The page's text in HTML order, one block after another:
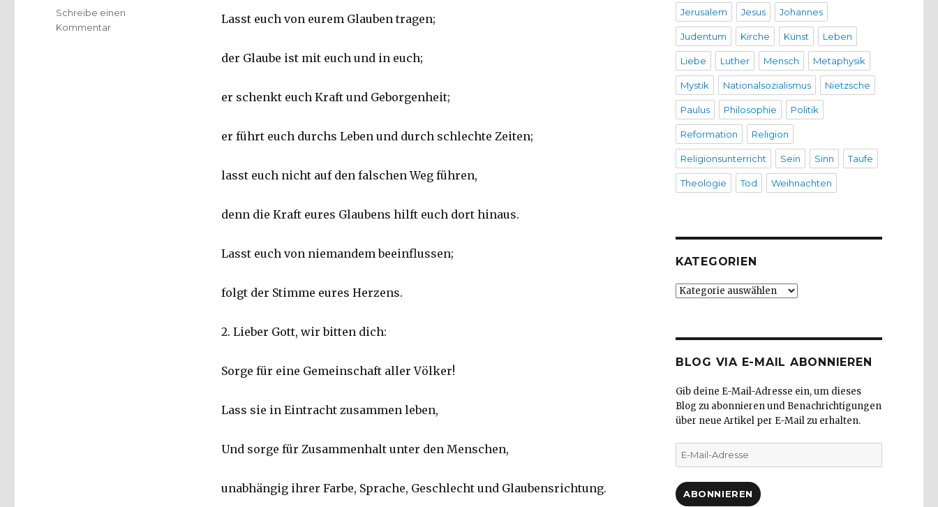
Lasst euch von eurem Glauben tragen;
der Glaube ist mit euch und in euch;
er schenkt euch Kraft und Geborgenheit;
er führt euch durchs Leben und durch schlechte Zeiten;
lasst euch nicht auf den falschen Weg führen,
denn die Kraft eures Glaubens hilft euch dort hinaus.
Lasst euch von niemandem beeinflussen;
folgt der Stimme eures Herzens.
2. Lieber Gott, wir bitten dich:
Sorge für eine Gemeinschaft aller Völker!
Lass sie in Eintracht zusammen leben,
Und sorge für Zusammenhalt unter den Menschen,
unabhängig ihrer Farbe, Sprache, Geschlecht und Glaubensrichtung.
Schreibe einen
Kommentarzu
Jerusalem Jesus Johannes
Judentum Kirche Kunst Leben
Liebe Luther Mensch Metaphysik
Mystik Nationalsozialismus Nietzsche
Paulus Philosophie Politik
Reformation Religion
Religionsunterricht Sein Sinn Taufe
Theologie Tod Weihnachten
KATEGORIEN
Kategorien
BLOG VIA E-MAIL ABONNIEREN
Gib deine E-Mail-Adresse ein, um dieses
Blog zu abonnieren und Benachrichtigungen
über neue Artikel per E-Mail zu erhalten.
E-
Mail-
ABONNIEREN